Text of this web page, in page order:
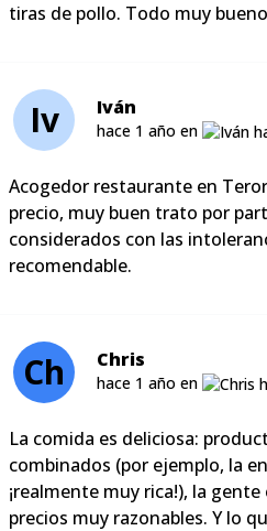
tiras de pollo. Todo muy
Iv Iván
hace 1 año en
Acogedor restaurante en
precio, muy buen trato por
considerados con las
recomendable.
Ch Chris
hace 1 año en
La comida es deliciosa:
combinados (por ejemplo, la
¡realmente muy rica!), la
precios muy razonables. Y lo